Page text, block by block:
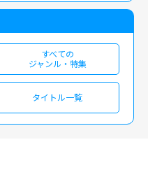
すべての
ジャンル・特集
タイトル一覧